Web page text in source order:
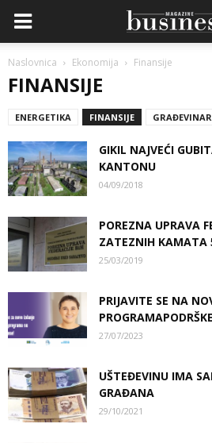
Naslovnica Ekonomija Finansije
FINANSIJE
ENERGETIKA FINANSIJE
GIKIL NAJVEĆI
KANTONU
04/09/2018
POREZNA UPRAVA
ZATEZNIH KAMATA
25/03/2019
PRIJAVITE SE NA
27/07/2023
UŠTEĐEVINU IMA
GRAĐANA
29/10/2021